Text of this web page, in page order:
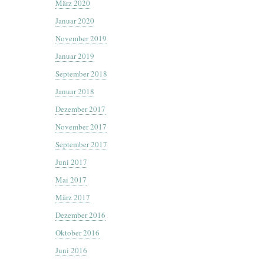
März 2020
Januar 2020
November 2019
Januar 2019
September 2018
Januar 2018
Dezember 2017
November 2017
September 2017
Juni 2017
Mai 2017
März 2017
Dezember 2016
Oktober 2016
Juni 2016